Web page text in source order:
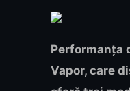
Performanța
Vapor, care